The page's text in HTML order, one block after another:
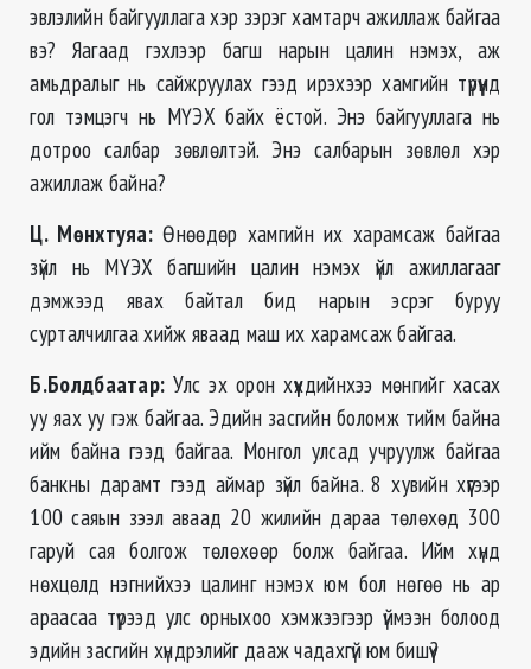
эвлэлийн байгууллага хэр зэрэг хамтарч ажиллаж байгаа
вэ? Яагаад гэхлээр багш нарын цалин нэмэх, аж
амьдралыг нь сайжруулах гээд ирэхээр хамгийн түрүүнд
гол тэмцэгч нь МҮЭХ байх ёстой. Энэ байгууллага нь
дотроо салбар зөвлөлтэй. Энэ салбарын зөвлөл хэр
ажиллаж байна?
Ц. Мөнхтуяа: Өнөөдөр хамгийн их харамсаж байгаа
зүйл нь МҮЭХ багшийн цалин нэмэх үйл ажиллагааг
дэмжээд явах байтал бид нарын эсрэг буруу
сурталчилгаа хийж яваад маш их харамсаж байгаа.
Б.Болдбаатар: Улс эх орон хүүхдийнхээ мөнгийг хасах
уу яах уу гэж байгаа. Эдийн засгийн боломж тийм байна
ийм байна гээд байгаа. Монгол улсад учруулж байгаа
банкны дарамт гээд аймар зүйл байна. 8 хувийн хүүгээр
100 саяын зээл аваад 20 жилийн дараа төлөхөд 300
гаруй сая болгож төлөхөөр болж байгаа. Ийм хүнд
нөхцөлд нэгнийхээ цалинг нэмэх юм бол нөгөө нь ар
араасаа түрээд улс орныхоо хэмжээгээр үймээн болоод
эдийн засгийн хүндрэлийг дааж чадахгүй юм бишүү?